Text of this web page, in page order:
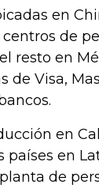
en
de
resto en
de Visa,
en
en
de